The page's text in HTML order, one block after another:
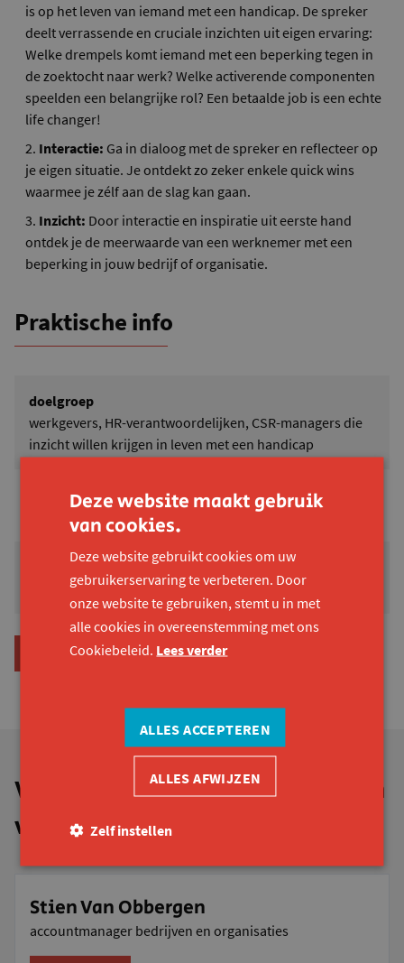
is op het leven van iemand met een handicap. De spreker
deelt verrassende en cruciale inzichten uit eigen ervaring:
Welke drempels komt iemand met een beperking tegen in
de zoektocht naar werk? Welke activerende componenten
speelden een belangrijke rol? Een betaalde job is een echte
life changer!
Interactie: Ga in dialoog met de spreker en reflecteer op
je eigen situatie. Je ontdekt zo zeker enkele quick wins
waarmee je zélf aan de slag kan gaan.
Inzicht: Door interactie en inspiratie uit eerste hand
ontdek je de meerwaarde van een werknemer met een
beperking in jouw bedrijf of organisatie.
Praktische info
doelgroep
werkgevers, HR-verantwoordelijken, CSR-managers die
inzicht willen krijgen in leven met een handicap
voor kleine en grote groepen - min. 10 personen
NEEM CONTACT OP VOOR MEER INFORMATIE
Vragen? Stien, Kurt en Marijn en
vertellen je graag meer.
Stien Van Obbergen
accountmanager bedrijven en organisaties
Deze website maakt gebruik
van cookies.
Deze website gebruikt cookies om uw
gebruikerservaring te verbeteren. Door
onze website te gebruiken, stemt u in met
alle cookies in overeenstemming met ons
Cookiebeleid. Lees verder
ALLES ACCEPTEREN
ALLES AFWIJZEN
Zelf instellen